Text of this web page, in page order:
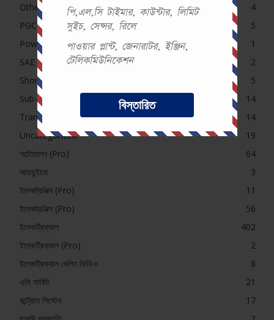
পি,এল,সি টাইমার, কাউন্টার, লিমিট
সুইচ, সেন্সর, রিলে
পাওয়ার প্লান্ট, জেনারাটর, ইঞ্জিন,
টেলিকমিউনিকেশন
বিস্তারিত
Others Exam
4
PGCB MCQ
5
Power System
1
SAE Course Contents
2
Short Question (Pro)
5
Sub-Station
14
Transformer MCQ
14
Uncategorized
19
অটোমেশন (Pro)
64
আরডুইনো
3
ইলেকট্রনিক্স (Pro)
11
ইলেকট্রনিক্স (Pro)
56
ইলেকট্রিক্যাল
402
ইলেকট্রিক্যাল (Pro)
2
ইলেকট্রিক্যাল মেশিন ভিডিও
8
এসি সার্কিট
21
কন্ট্রোল সিস্টেম
17